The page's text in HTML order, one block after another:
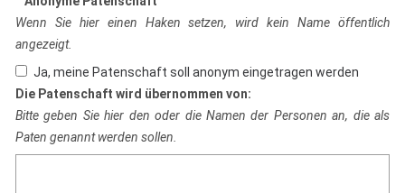
Wenn Sie hier einen Haken setzen, wird kein Name öffentlich
angezeigt.
Ja, meine Patenschaft soll anonym eingetragen werden
Die Patenschaft wird übernommen von:
Bitte geben Sie hier den oder die Namen der Personen an, die als
Paten genannt werden sollen.